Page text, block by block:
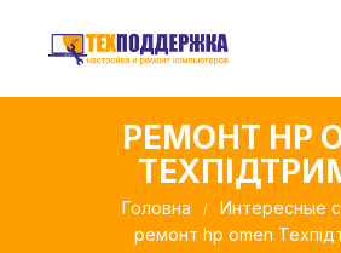
РЕМОНТ HP
Головна
Интересные
ремонт hp omen